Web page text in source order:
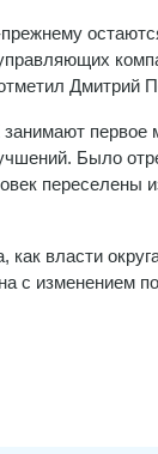
Дмитрий
первое
Было
переселены
как власти
с изменением